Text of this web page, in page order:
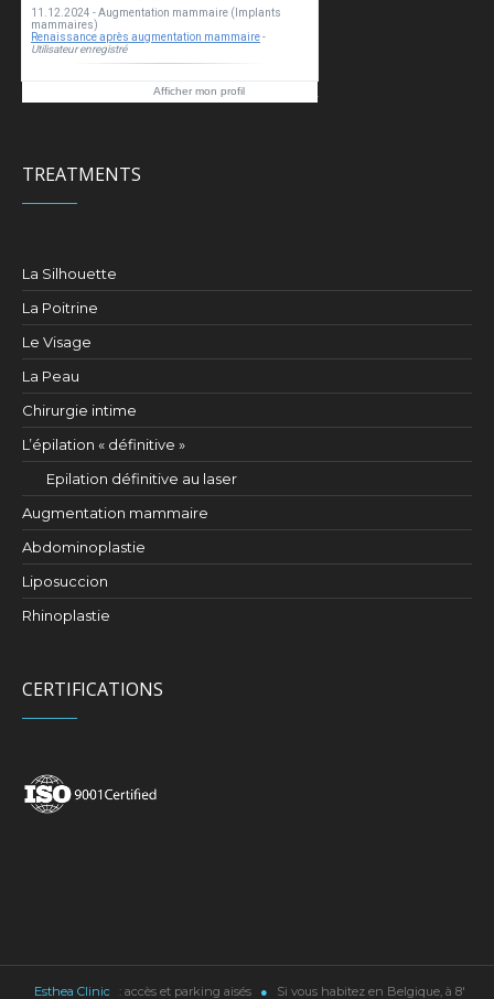
Afficher mon profil
TREATMENTS
La Silhouette
La Poitrine
Le Visage
La Peau
Chirurgie intime
L’épilation « définitive »
Epilation définitive au laser
Augmentation mammaire
Abdominoplastie
Liposuccion
Rhinoplastie
CERTIFICATIONS
Esthea Clinic : accès et parking aisés ● Si vous habitez en Belgique, à 8'